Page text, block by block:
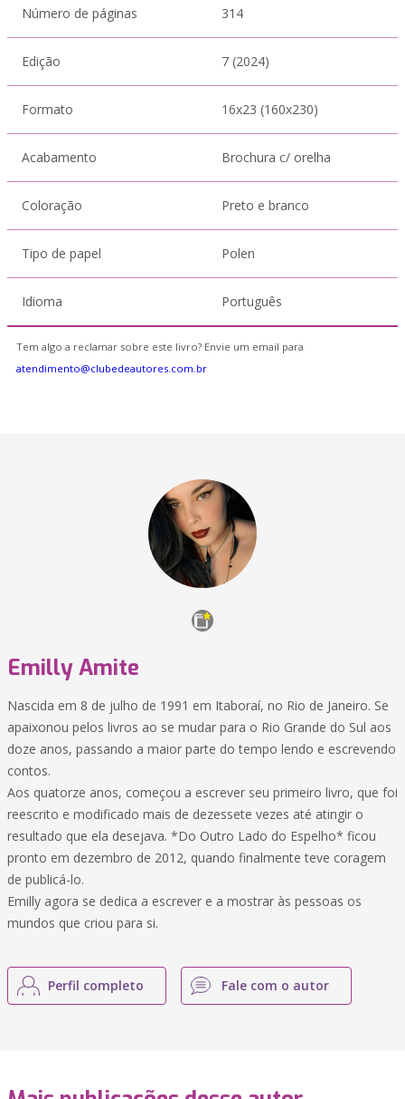
Número de páginas 314
Edição 7 (2024)
Formato 16x23 (160x230)
Acabamento Brochura c/ orelha
Coloração Preto e branco
Tipo de papel Polen
Idioma Português
Tem algo a reclamar sobre este livro? Envie um email para
atendimento@clubedeautores.com.br
Emilly Amite
Nascida em 8 de julho de 1991 em Itaboraí, no Rio de Janeiro. Se
apaixonou pelos livros ao se mudar para o Rio Grande do Sul aos
doze anos, passando a maior parte do tempo lendo e escrevendo
contos.
Aos quatorze anos, começou a escrever seu primeiro livro, que foi
reescrito e modificado mais de dezessete vezes até atingir o
resultado que ela desejava. *Do Outro Lado do Espelho* ficou
pronto em dezembro de 2012, quando finalmente teve coragem
de publicá-lo.
Emilly agora se dedica a escrever e a mostrar às pessoas os
mundos que criou para si.
Perfil completo Fale com o autor